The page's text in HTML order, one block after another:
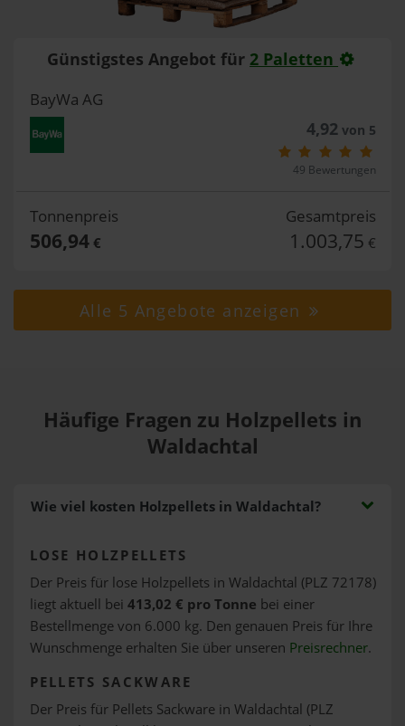
Günstigstes Angebot für 2 Paletten
BayWa AG
4,92von 5
49 Bewertungen
Tonnenpreis
506,94€
Gesamtpreis
1.003,75 €
Alle 5 Angebote anzeigen
Häufige Fragen zu Holzpellets in
Waldachtal
Wie viel kosten Holzpellets in Waldachtal?
LOSE HOLZPELLETS
Der Preis für lose Holzpellets in Waldachtal (PLZ 72178)
liegt aktuell bei 413,02 € pro Tonne bei einer
Bestellmenge von 6.000 kg. Den genauen Preis für Ihre
Wunschmenge erhalten Sie über unseren Preisrechner.
PELLETS SACKWARE
Der Preis für Pellets Sackware in Waldachtal (PLZ